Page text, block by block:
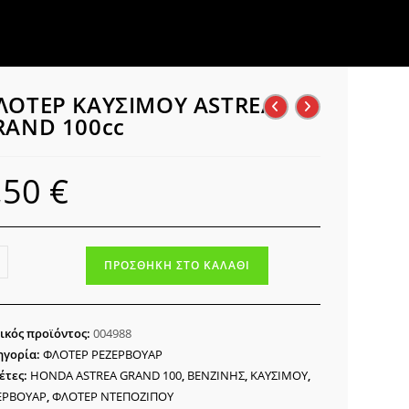
ΚΑΥΣΙΜΟΥ ASTREA
100cc
€
ΠΡΟΣΘΉΚΗ ΣΤΟ ΚΑΛΆΘΙ
προϊόντος:004988
ΦΛΟΤΕΡ ΡΕΖΕΡΒΟΥΑΡ
HONDA ASTREA GRAND 100, ΒΕΝΖΙΝΗΣ, ΚΑΥΣΙΜΟΥ,
,ΦΛΟΤΕΡ ΝΤΕΠΟΖΙΠΟΥ